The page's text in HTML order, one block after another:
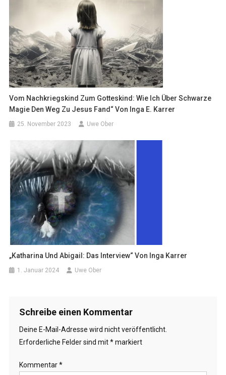
Vom Nachkriegskind Zum Gotteskind: Wie Ich Über Schwarze
Magie Den Weg Zu Jesus Fand“ Von Inga E. Karrer
25. November 2023 Uwe Ober
„Katharina Und Abigail: Das Interview“ Von Inga Karrer
1. Januar 2024 Uwe Ober
Schreibe einen Kommentar
Deine E-Mail-Adresse wird nicht veröffentlicht.
Erforderliche Felder sind mit*markiert
Kommentar*